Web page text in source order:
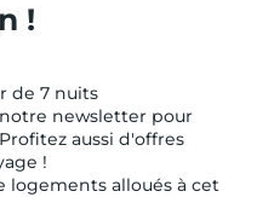
!
de 7 nuits
newsletter pour
aussi d'offres
!
logements alloués à cet